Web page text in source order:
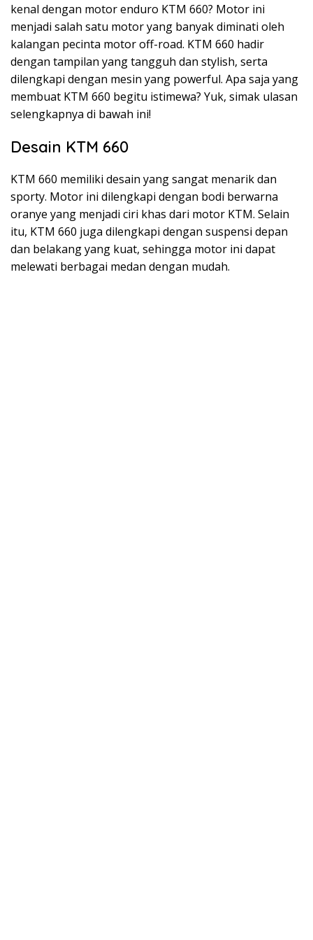
kenal dengan motor enduro KTM 660? Motor ini
menjadi salah satu motor yang banyak diminati oleh
kalangan pecinta motor off-road. KTM 660 hadir
dengan tampilan yang tangguh dan stylish, serta
dilengkapi dengan mesin yang powerful. Apa saja yang
membuat KTM 660 begitu istimewa? Yuk, simak ulasan
selengkapnya di bawah ini!
Desain KTM 660
KTM 660 memiliki desain yang sangat menarik dan
sporty. Motor ini dilengkapi dengan bodi berwarna
oranye yang menjadi ciri khas dari motor KTM. Selain
itu, KTM 660 juga dilengkapi dengan suspensi depan
dan belakang yang kuat, sehingga motor ini dapat
melewati berbagai medan dengan mudah.